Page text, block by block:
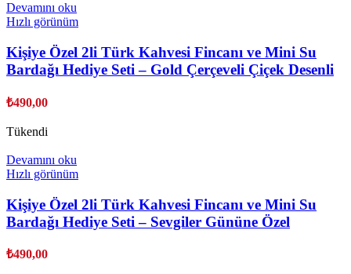
Devamını oku
Hızlı görünüm
Kişiye Özel 2li Türk Kahvesi Fincanı ve Mini Su
Bardağı Hediye Seti – Gold Çerçeveli Çiçek Desenli
₺490,00
Tükendi
Devamını oku
Hızlı görünüm
Kişiye Özel 2li Türk Kahvesi Fincanı ve Mini Su
Bardağı Hediye Seti – Sevgiler Gününe Özel
₺490,00